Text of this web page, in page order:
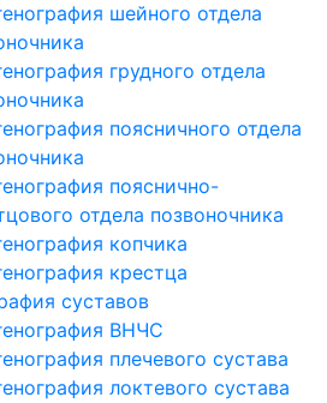
шейного отдела
грудного отдела
поясничного отдела
пояснично-
отдела позвоночника
копчика
крестца
суставов
ВНЧС
плечевого сустава
локтевого сустава